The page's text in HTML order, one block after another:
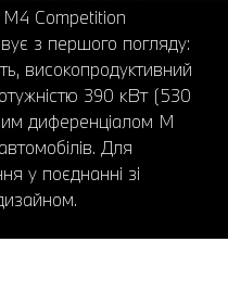
Competition
з першого погляду:
високопродуктивний
390 кВт (530
диференціалом M
Для
у поєднанні зі